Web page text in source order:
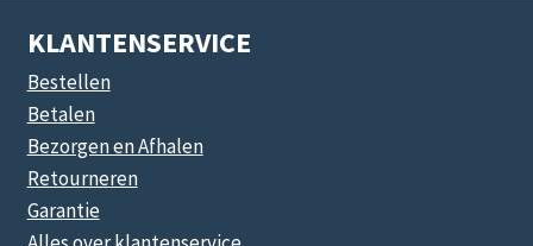
KLANTENSERVICE
Bestellen
Betalen
Bezorgen en Afhalen
Retourneren
Garantie